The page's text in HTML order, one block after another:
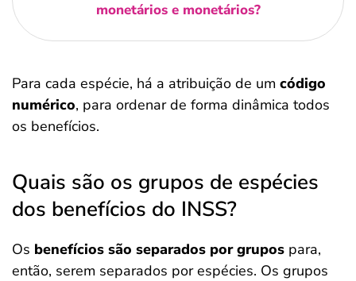
monetários e monetários?
Para cada espécie, há a atribuição de um código
numérico, para ordenar de forma dinâmica todos
os benefícios.
Quais são os grupos de espécies
dos benefícios do INSS?
Os benefícios são separados por grupos para,
então, serem separados por espécies. Os grupos